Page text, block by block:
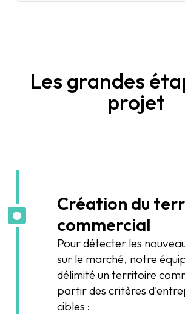
Les grandes
projet
Création du
commercial
Pour détecter les
sur le marché, notre
délimité un territoire
partir des critères
cibles :